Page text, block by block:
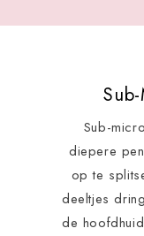
Sub-
diepere
op te
deeltjes
de